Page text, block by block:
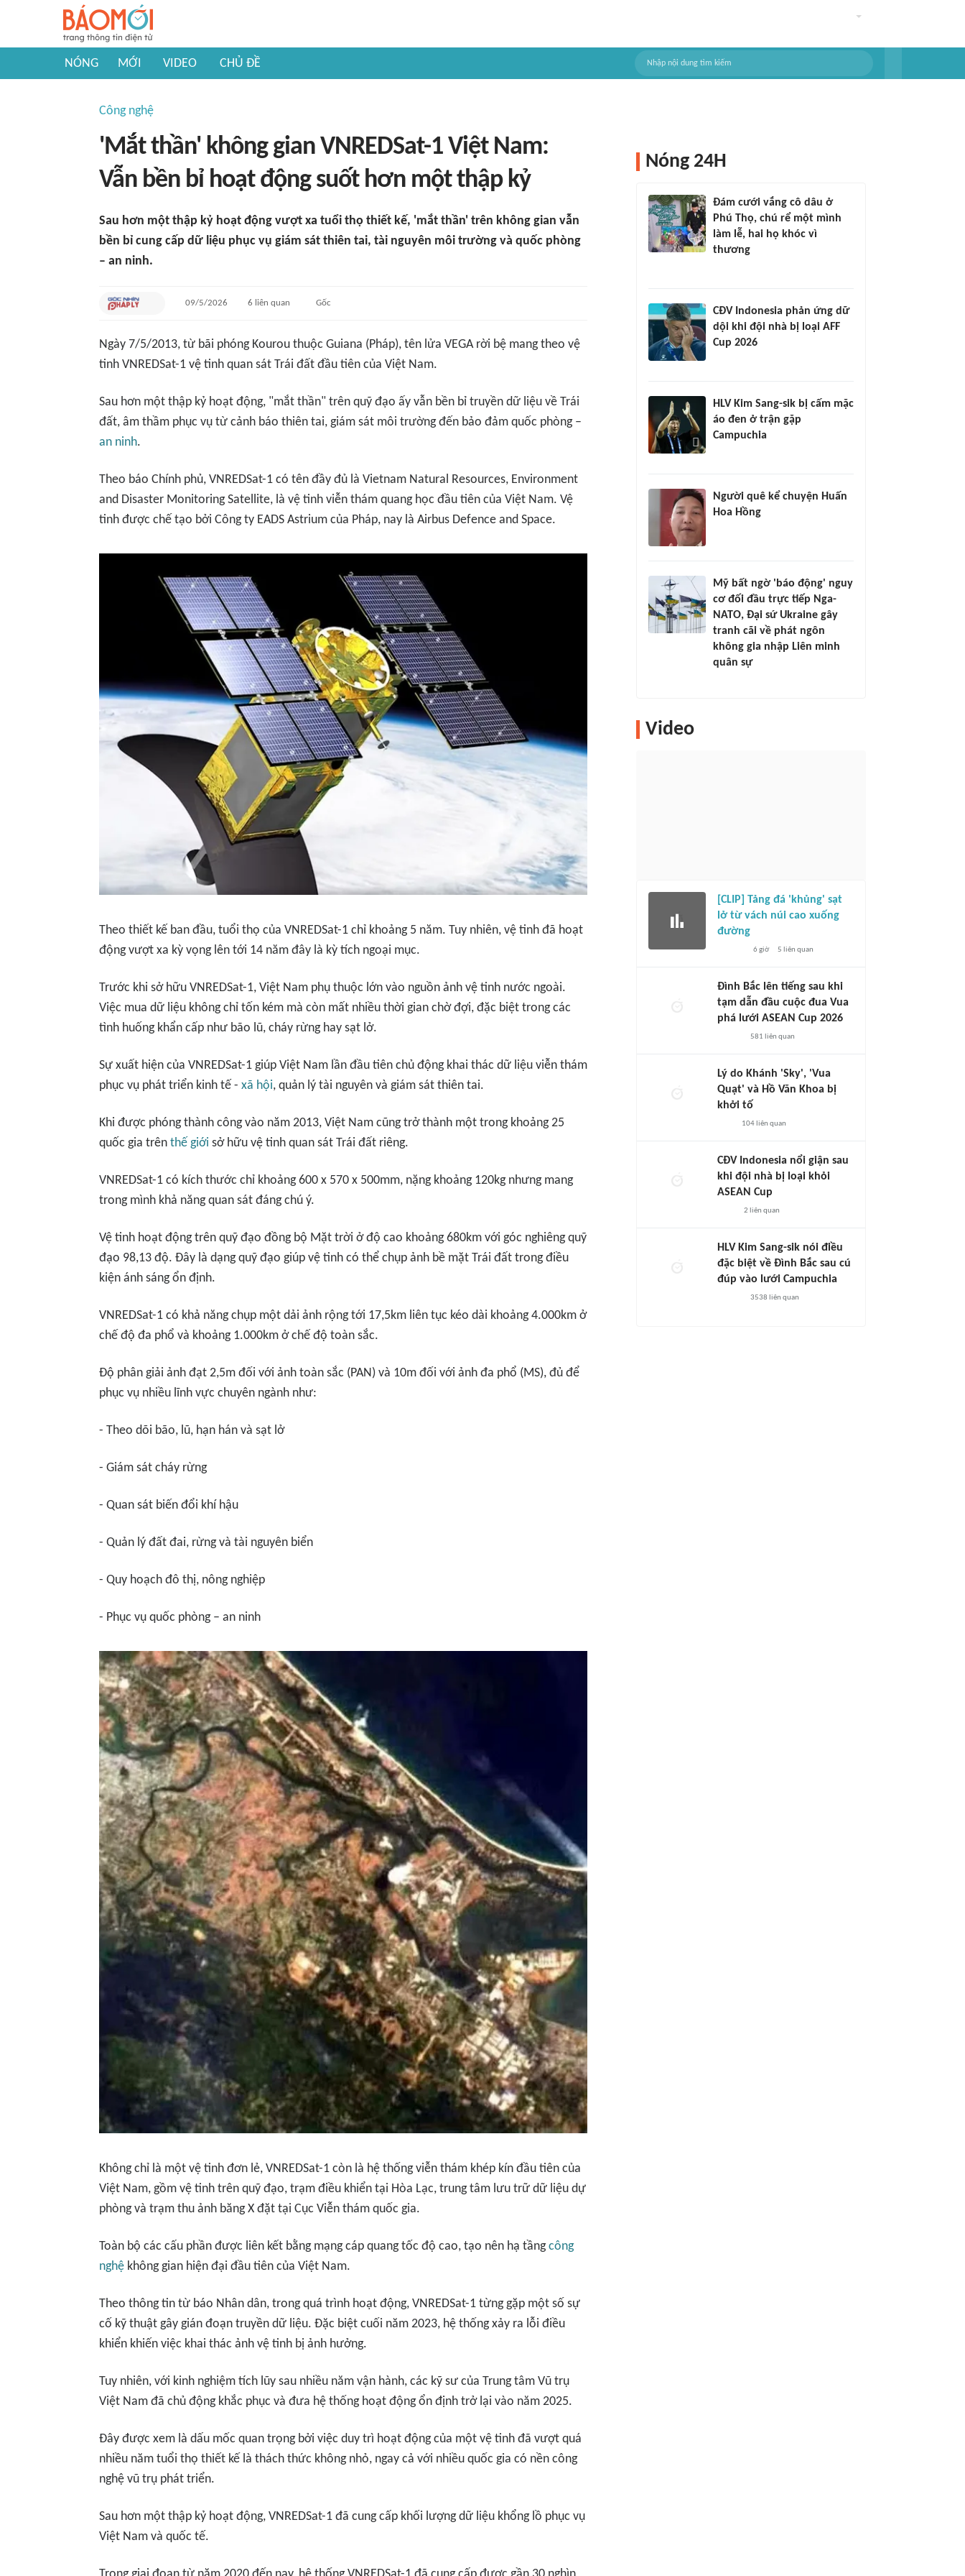
NÓNG MỚI VIDEO CHỦ ĐỀ
Công nghệ
'Mắt thần' không gian VNREDSat-1 Việt Nam:
Vẫn bền bỉ hoạt động suốt hơn một thập kỷ
Sau hơn một thập kỷ hoạt động vượt xa tuổi thọ thiết kế, 'mắt thần' trên không gian vẫn
bền bỉ cung cấp dữ liệu phục vụ giám sát thiên tai, tài nguyên môi trường và quốc phòng
– an ninh.
09/5/2026 6 liên quan Gốc
Ngày 7/5/2013, từ bãi phóng Kourou thuộc Guiana (Pháp), tên lửa VEGA rời bệ mang theo vệ
tinh VNREDSat-1 vệ tinh quan sát Trái đất đầu tiên của Việt Nam.
Sau hơn một thập kỷ hoạt động, "mắt thần" trên quỹ đạo ấy vẫn bền bỉ truyền dữ liệu về Trái
đất, âm thầm phục vụ từ cảnh báo thiên tai, giám sát môi trường đến bảo đảm quốc phòng –
an ninh.
Theo báo Chính phủ, VNREDSat-1 có tên đầy đủ là Vietnam Natural Resources, Environment
and Disaster Monitoring Satellite, là vệ tinh viễn thám quang học đầu tiên của Việt Nam. Vệ
tinh được chế tạo bởi Công ty EADS Astrium của Pháp, nay là Airbus Defence and Space.
Theo thiết kế ban đầu, tuổi thọ của VNREDSat-1 chỉ khoảng 5 năm. Tuy nhiên, vệ tinh đã hoạt
động vượt xa kỳ vọng lên tới 14 năm đây là kỳ tích ngoại mục.
Trước khi sở hữu VNREDSat-1, Việt Nam phụ thuộc lớn vào nguồn ảnh vệ tinh nước ngoài.
Việc mua dữ liệu không chỉ tốn kém mà còn mất nhiều thời gian chờ đợi, đặc biệt trong các
tình huống khẩn cấp như bão lũ, cháy rừng hay sạt lở.
Sự xuất hiện của VNREDSat-1 giúp Việt Nam lần đầu tiên chủ động khai thác dữ liệu viễn thám
phục vụ phát triển kinh tế - xã hội, quản lý tài nguyên và giám sát thiên tai.
Khi được phóng thành công vào năm 2013, Việt Nam cũng trở thành một trong khoảng 25
quốc gia trên thế giới sở hữu vệ tinh quan sát Trái đất riêng.
VNREDSat-1 có kích thước chỉ khoảng 600 x 570 x 500mm, nặng khoảng 120kg nhưng mang
trong mình khả năng quan sát đáng chú ý.
Vệ tinh hoạt động trên quỹ đạo đồng bộ Mặt trời ở độ cao khoảng 680km với góc nghiêng quỹ
đạo 98,13 độ. Đây là dạng quỹ đạo giúp vệ tinh có thể chụp ảnh bề mặt Trái đất trong điều
kiện ánh sáng ổn định.
VNREDSat-1 có khả năng chụp một dải ảnh rộng tới 17,5km liên tục kéo dài khoảng 4.000km ở
chế độ đa phổ và khoảng 1.000km ở chế độ toàn sắc.
Độ phân giải ảnh đạt 2,5m đối với ảnh toàn sắc (PAN) và 10m đối với ảnh đa phổ (MS), đủ để
phục vụ nhiều lĩnh vực chuyên ngành như:
- Theo dõi bão, lũ, hạn hán và sạt lở
- Giám sát cháy rừng
- Quan sát biến đổi khí hậu
- Quản lý đất đai, rừng và tài nguyên biển
- Quy hoạch đô thị, nông nghiệp
- Phục vụ quốc phòng – an ninh
Không chỉ là một vệ tinh đơn lẻ, VNREDSat-1 còn là hệ thống viễn thám khép kín đầu tiên của
Việt Nam, gồm vệ tinh trên quỹ đạo, trạm điều khiển tại Hòa Lạc, trung tâm lưu trữ dữ liệu dự
phòng và trạm thu ảnh băng X đặt tại Cục Viễn thám quốc gia.
Toàn bộ các cấu phần được liên kết bằng mạng cáp quang tốc độ cao, tạo nên hạ tầngcông
nghệ không gian hiện đại đầu tiên của Việt Nam.
Theo thông tin từ báo Nhân dân, trong quá trình hoạt động, VNREDSat-1 từng gặp một số sự
cố kỹ thuật gây gián đoạn truyền dữ liệu. Đặc biệt cuối năm 2023, hệ thống xảy ra lỗi điều
khiển khiến việc khai thác ảnh vệ tinh bị ảnh hưởng.
Tuy nhiên, với kinh nghiệm tích lũy sau nhiều năm vận hành, các kỹ sư của Trung tâm Vũ trụ
Việt Nam đã chủ động khắc phục và đưa hệ thống hoạt động ổn định trở lại vào năm 2025.
Đây được xem là dấu mốc quan trọng bởi việc duy trì hoạt động của một vệ tinh đã vượt quá
nhiều năm tuổi thọ thiết kế là thách thức không nhỏ, ngay cả với nhiều quốc gia có nền công
nghệ vũ trụ phát triển.
Sau hơn một thập kỷ hoạt động, VNREDSat-1 đã cung cấp khối lượng dữ liệu khổng lồ phục vụ
Việt Nam và quốc tế.
Nóng 24H
Đám cưới vắng cô dâu ở
Phú Thọ, chú rể một mình
làm lễ, hai họ khóc vì
thương
CĐV Indonesia phản ứng dữ
dội khi đội nhà bị loại AFF
Cup 2026
HLV Kim Sang-sik bị cấm mặc
áo đen ở trận gặp
Campuchia
Người quê kể chuyện Huấn
Hoa Hồng
Mỹ bất ngờ 'báo động' nguy
cơ đối đầu trực tiếp Nga-
NATO, Đại sứ Ukraine gây
tranh cãi về phát ngôn
không gia nhập Liên minh
quân sự
Video
[CLIP] Tảng đá 'khủng' sạt
lở từ vách núi cao xuống
đường
6 giờ 5 liên quan
Đình Bắc lên tiếng sau khi
tạm dẫn đầu cuộc đua Vua
phá lưới ASEAN Cup 2026
581 liên quan
Lý do Khánh 'Sky', 'Vua
Quạt' và Hồ Văn Khoa bị
khởi tố
104liên quan
CĐV Indonesia nổi giận sau
khi đội nhà bị loại khỏi
ASEAN Cup
2 liên quan
HLV Kim Sang-sik nói điều
đặc biệt về Đình Bắc sau cú
đúp vào lưới Campuchia
3538 liên quan